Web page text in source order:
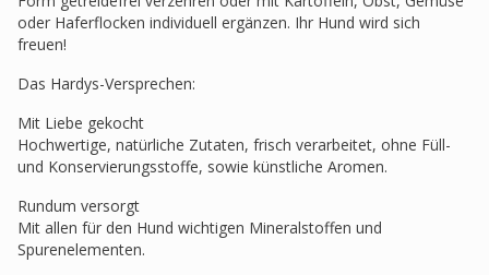
oder Haferflocken individuell ergänzen. Ihr Hund wird sich
freuen!
Das Hardys-Versprechen:
Mit Liebe gekocht
Hochwertige, natürliche Zutaten, frisch verarbeitet, ohne Füll-
und Konservierungsstoffe, sowie künstliche Aromen.
Rundum versorgt
Mit allen für den Hund wichtigen Mineralstoffen und
Spurenelementen.